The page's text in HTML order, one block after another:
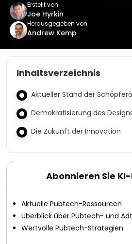
Erstellt von
Joe Hyrkin
Herausgegeben von
Andrew Kemp
Inhaltsverzeichnis
Aktueller Stand der
Demokratisierung des
Die Zukunft der Innovation
Abonnieren Sie
Aktuelle Pubtech-Ressourcen
Überblick über Pubtech- und
Wertvolle Pubtech-Strategien